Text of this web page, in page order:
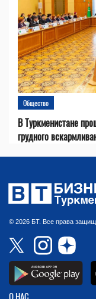
Общество
В Туркменистане
грудного
© 2026 БТ. Все права
О НАС